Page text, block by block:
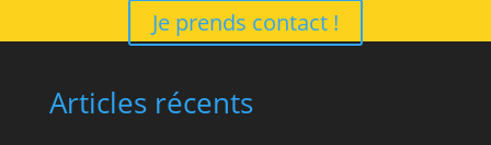
Je prends contact !
Articles récents